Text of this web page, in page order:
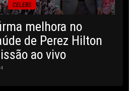
CELEBS
melhora no
de Perez Hilton
ao vivo